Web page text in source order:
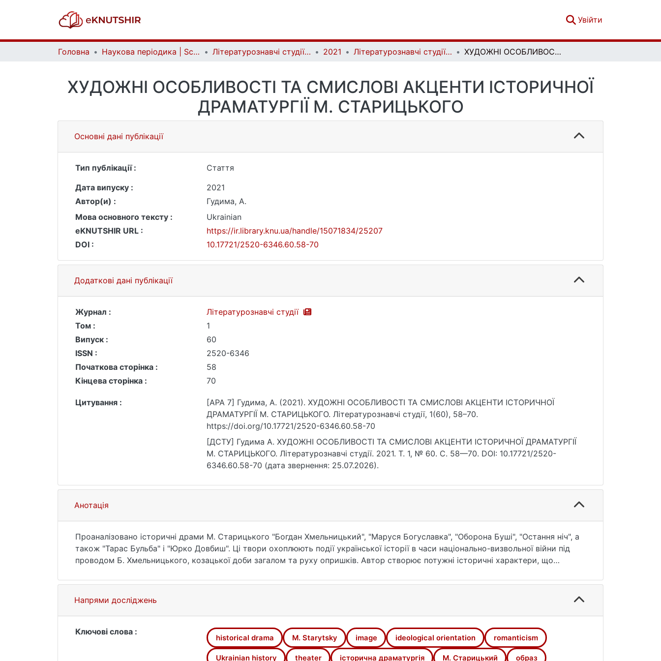
Увійти
Головна Наукова періодика | Scientific periodicals Літературознавчі студії | Literary Studies 2021 Літературознавчі студії. Том 1. № 60 ХУДОЖНІ ОСОБЛИВОСТІ ТА СМИСЛОВІ АКЦЕНТИ ІСТОРИЧНОЇ ДРАМАТУРГІЇ М. СТАРИЦЬКОГО
ХУДОЖНІ ОСОБЛИВОСТІ ТА СМИСЛОВІ АКЦЕНТИ ІСТОРИЧНОЇ
ДРАМАТУРГІЇ М. СТАРИЦЬКОГО
Основні дані публікації
Тип публікації :
Стаття
Дата випуску :
2021
Автор(и) :
Гудима, А.
Мова основного тексту :
Ukrainian
eKNUTSHIR URL :
https://ir.library.knu.ua/handle/15071834/25207
DOI :
10.17721/2520-6346.60.58-70
Додаткові дані публікації
Журнал :
Літературознавчі студії
Том :
1
Випуск :
60
ISSN :
2520-6346
Початкова сторінка :
58
Кінцева сторінка :
70
Цитування :
[APA 7] Гудима, А. (2021). ХУДОЖНІ ОСОБЛИВОСТІ ТА СМИСЛОВІ АКЦЕНТИ ІСТОРИЧНОЇ
ДРАМАТУРГІЇ М. СТАРИЦЬКОГО. Літературознавчі студії, 1(60), 58–70.
https://doi.org/10.17721/2520-6346.60.58-70
[ДСТУ] Гудима А. ХУДОЖНІ ОСОБЛИВОСТІ ТА СМИСЛОВІ АКЦЕНТИ ІСТОРИЧНОЇ ДРАМАТУРГІЇ
М. СТАРИЦЬКОГО. Літературознавчі студії. 2021. Т. 1, № 60. С. 58—70. DOI: 10.17721/2520-
6346.60.58-70 (дата звернення: 25.07.2026).
Анотація
Проаналізовано історичні драми М. Старицького "Богдан Хмельницький", "Маруся Богуславка", "Оборона Буші", "Остання ніч", а
також "Тарас Бульба" і "Юрко Довбиш". Ці твори охоплюють події української історії в часи національно-визвольної війни під
проводом Б. Хмельницького, козацької доби загалом та руху опришків. Автор створює потужні історичні характери, що
є наявність яскравих жіночих образів: Мар'яни Сотниківни ("Оборона Буші"), Марусі Богуславки (однойменний твір), Ганни
("Богдан Хмельницький"). Зображуючи на тлі національно значущих подій тему кохання, М. Старицький показує, що любов-
кохання не повинно заступати любові до батьківщини. Настанова автора полягає у необхідності життя "не для своїх потіх, а
задля миру".
Напрями досліджень
Ключові слова :
historical drama M. Starytsky image ideological orientation romanticism
Ukrainian history theater історична драматургія М. Старицький образ